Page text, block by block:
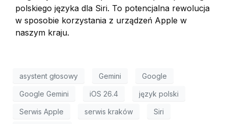
polskiego języka dla Siri. To potencjalna rewolucja
w sposobie korzystania z urządzeń Apple w
naszym kraju.
asystent głosowy Gemini Google
Google Gemini iOS 26.4 język polski
Serwis Apple serwis kraków Siri